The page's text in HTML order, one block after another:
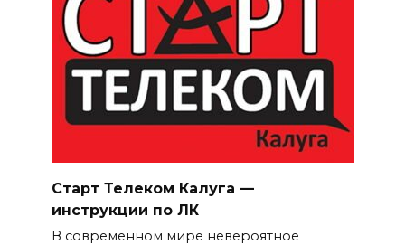
Старт Телеком Калуга —
инструкции по ЛК
В современном мире невероятное